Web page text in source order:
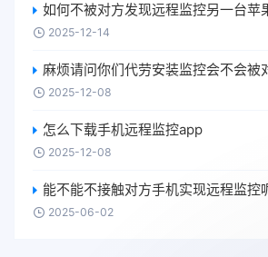
如何不被对方发现远程监控另一台苹
2025-12-14
麻烦请问你们代劳安装监控会不会被
2025-12-08
怎么下载手机远程监控app
2025-12-08
能不能不接触对方手机实现远程监控
2025-06-02